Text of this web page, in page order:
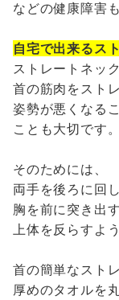
などの健康障害
自宅で出来るス
ストレートネッ
首の筋肉をスト
姿勢が悪くなる
ことも大切です。
そのためには、
両手を後ろに回
胸を前に突き出
上体を反らすよ
首の簡単なストレ
厚めのタオルを